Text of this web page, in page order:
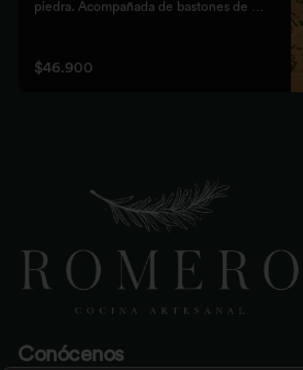
piedra. Acompañada de bastones de
$46.900
Conócenos